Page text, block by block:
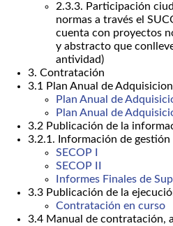
2.3.3. Participación
normas a través el
cuenta con proyectos
y abstracto que
antividad)
3. Contratación
3.1 Plan Anual de
Plan Anual de
Plan Anual de
3.2 Publicación de la
3.2.1. Información de
SECOP I
SECOP II
Informes Finales de
3.3 Publicación de la
Contratación en curso
3.4 Manual de contratación,